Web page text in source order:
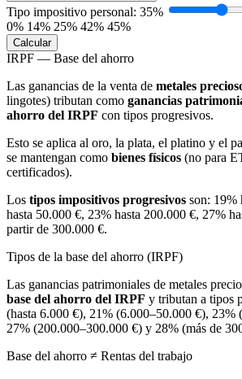
Tipo impositivo personal: 35%
0% 14% 25% 42% 45%
Calcular
IRPF — Base del ahorro
Las ganancias de la venta de metales
lingotes) tributan como ganancias
ahorro del IRPF con tipos progresivos.
Esto se aplica al oro, la plata, el platino y el
se mantengan como bienes físicos (no para
certificados).
Los tipos impositivos progresivos son: 19%
hasta 50.000 €, 23% hasta 200.000 €, 27%
partir de 300.000 €.
Tipos de la base del ahorro (IRPF)
Las ganancias patrimoniales de metales
base del ahorro del IRPF y tributan a tipos
(hasta 6.000 €), 21% (6.000–50.000 €), 23%
27% (200.000–300.000 €) y 28% (más de
Base del ahorro ≠ Rentas del trabajo